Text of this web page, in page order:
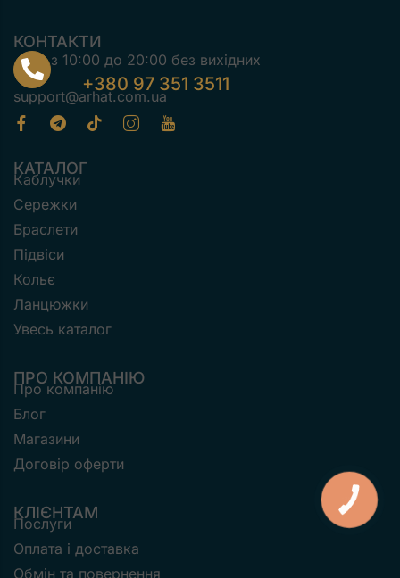
КОНТАКТИ
з 10:00 до 20:00 без вихідних
+380 97 351 3511
support@arhat.com.ua
КАТАЛОГ
Каблучки
Сережки
Браслети
Підвіси
Кольє
Ланцюжки
Увесь каталог
ПРО КОМПАНІЮ
Про компанію
Блог
Магазини
Договір оферти
КЛІЄНТАМ
Послуги
Оплата і доставка
Обмін та повернення
КНОПКА
ЗВ'ЯЗКУ